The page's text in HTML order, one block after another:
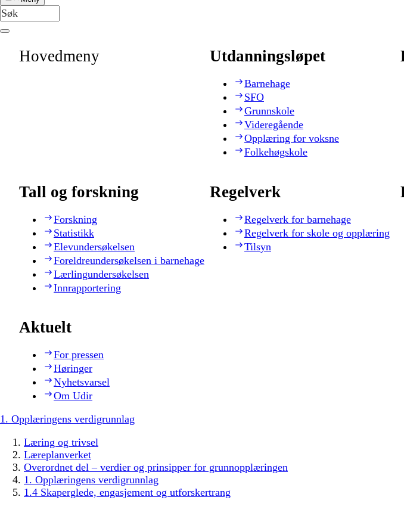
Hovedmeny Utdanningsløpet
Barnehage
SFO
Grunnskole
Videregående
Opplæring for voksne
Folkehøgskole
Tall og forskning
Forskning
Statistikk
Elevundersøkelsen
Foreldreundersøkelsen i barnehage
Lærlingundersøkelsen
Innrapportering
Regelverk
Regelverk for barnehage
Regelverk for skole og opplæring
Tilsyn
Aktuelt
For pressen
Høringer
Nyhetsvarsel
Om Udir
1. Opplæringens verdigrunnlag
Læring og trivsel
Læreplanverket
Overordnet del – verdier og prinsipper for grunnopplæringen
1. Opplæringens verdigrunnlag
1.4 Skaperglede, engasjement og utforskertrang